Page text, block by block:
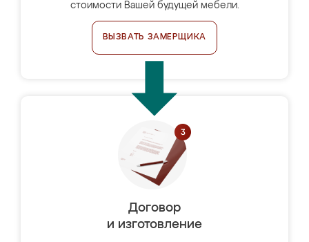
стоимости Вашей будущей мебели.
ВЫЗВАТЬ ЗАМЕРЩИКА
Договор
и изготовление